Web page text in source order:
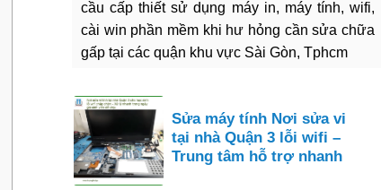
cầu cấp thiết sử dụng máy in, máy tính, wifi,
cài win phần mềm khi hư hỏng cần sửa chữa
gấp tại các quận khu vực Sài Gòn, Tphcm
Sửa máy tính Nơi sửa vi
tại nhà Quận 3 lỗi wifi –
Trung tâm hỗ trợ nhanh